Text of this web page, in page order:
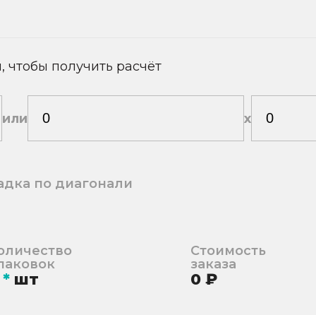
получить расчёт
или х
по диагонали
* шт
Стоимость
заказа
0 ₽